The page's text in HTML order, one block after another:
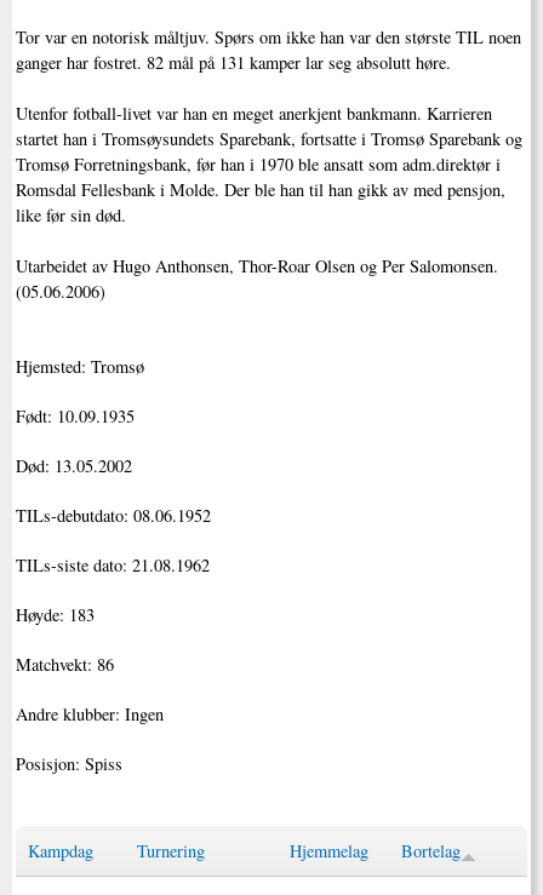
Tor var en notorisk måltjuv. Spørs om ikke han var den største TIL noen
ganger har fostret. 82 mål på 131 kamper lar seg absolutt høre.
Utenfor fotball-livet var han en meget anerkjent bankmann. Karrieren
startet han i Tromsøysundets Sparebank, fortsatte i Tromsø Sparebank og
Tromsø Forretningsbank, før han i 1970 ble ansatt som adm.direktør i
Romsdal Fellesbank i Molde. Der ble han til han gikk av med pensjon,
like før sin død.
Utarbeidet av Hugo Anthonsen, Thor-Roar Olsen og Per Salomonsen.
(05.06.2006)
Hjemsted: Tromsø
Født: 10.09.1935
Død: 13.05.2002
TILs-debutdato: 08.06.1952
TILs-siste dato: 21.08.1962
Høyde: 183
Matchvekt: 86
Andre klubber: Ingen
Posisjon: Spiss
Kampdag Turnering Hjemmelag Bortelag